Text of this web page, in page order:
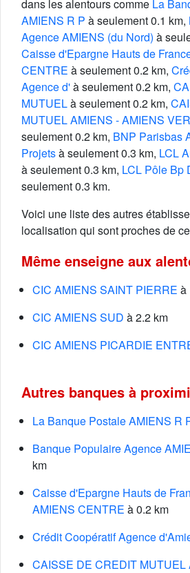
dans les alentours comme La
AMIENS R P à seulement 0.1 km,
Agence AMIENS (du Nord) à
Caisse d'Epargne Hauts de
CENTRE à seulement 0.2 km,
Agence d'à seulement 0.2 km,
MUTUELà seulement 0.2 km,
MUTUEL AMIENS - AMIENS
seulement 0.2 km, BNP Parisbas
Projetsà seulement 0.3 km, LCL
à seulement 0.3 km, LCL Pôle Bp
seulement 0.3 km.
Voici une liste des autres
localisation qui sont proches de
Même enseigne aux
CIC AMIENS SAINT PIERRE à
CIC AMIENS SUD à 2.2 km
CIC AMIENS PICARDIE
Autres banques à
La Banque Postale AMIENS R
Banque Populaire Agence
km
Caisse d'Epargne Hauts de
AMIENS CENTRE à 0.2 km
Crédit Coopératif Agence
CAISSE DE CREDIT MUTUEL